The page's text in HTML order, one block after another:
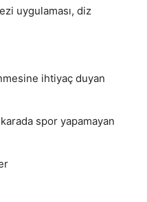
uygulaması, diz
ihtiyaç duyan
spor yapamayan